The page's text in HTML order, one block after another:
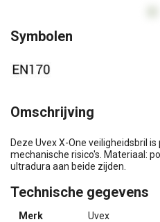
Symbolen
Omschrijving
Deze Uvex X-One veiligheidsbril
mechanische risico's. Materiaal:
ultradura aan beide zijden.
Technische gegevens
Merk Uvex